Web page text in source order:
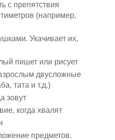
с препятствия
(например,
Укачивает их,
пишет или рисует
двусложные
тата и т.д.)
зовут
когда хвалят
предметов.